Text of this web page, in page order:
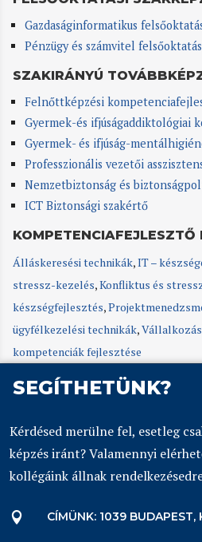
Gazdaságinformatikus
Pénzügy és számvitel
SZAKIRÁNYÚ
Felnőttképzési
Gyermek-és ifjúságaddiktológiai
Gyermek- és ifjúság-
Professzionális vezetői
Nemzetbiztonság és
ICT Biztonsági szakértő
KOMPETENCIAFEJLESZTŐ
Álláskeresési technikák,IT –
stressz-kezelés,Konfliktus és
készségfejlesztés,
ügyfélkezelési technikák,
kompetenciák fejlesztése
SEGÍTHETÜNK?
Kérdésed merülne fel, esetleg
képzés iránt? Valamennyi
kollégáink állnak
 CÍMÜNK: 1039 BUDAPEST,